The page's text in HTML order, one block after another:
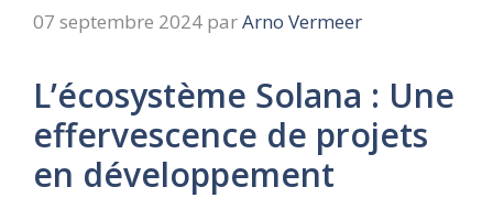
07 septembre 2024 parArno Vermeer
L’écosystème Solana : Une
effervescence de projets
en développement